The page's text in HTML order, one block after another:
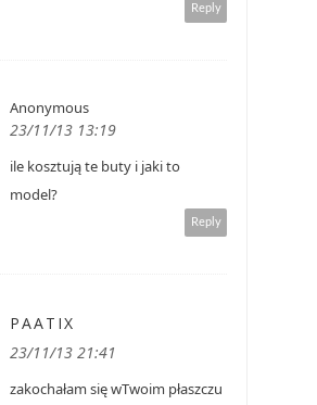
Reply
Anonymous
23/11/13 13:19
ile kosztują te buty i jaki to
model?
Reply
PAATIX
23/11/13 21:41
zakochałam się wTwoim płaszczu